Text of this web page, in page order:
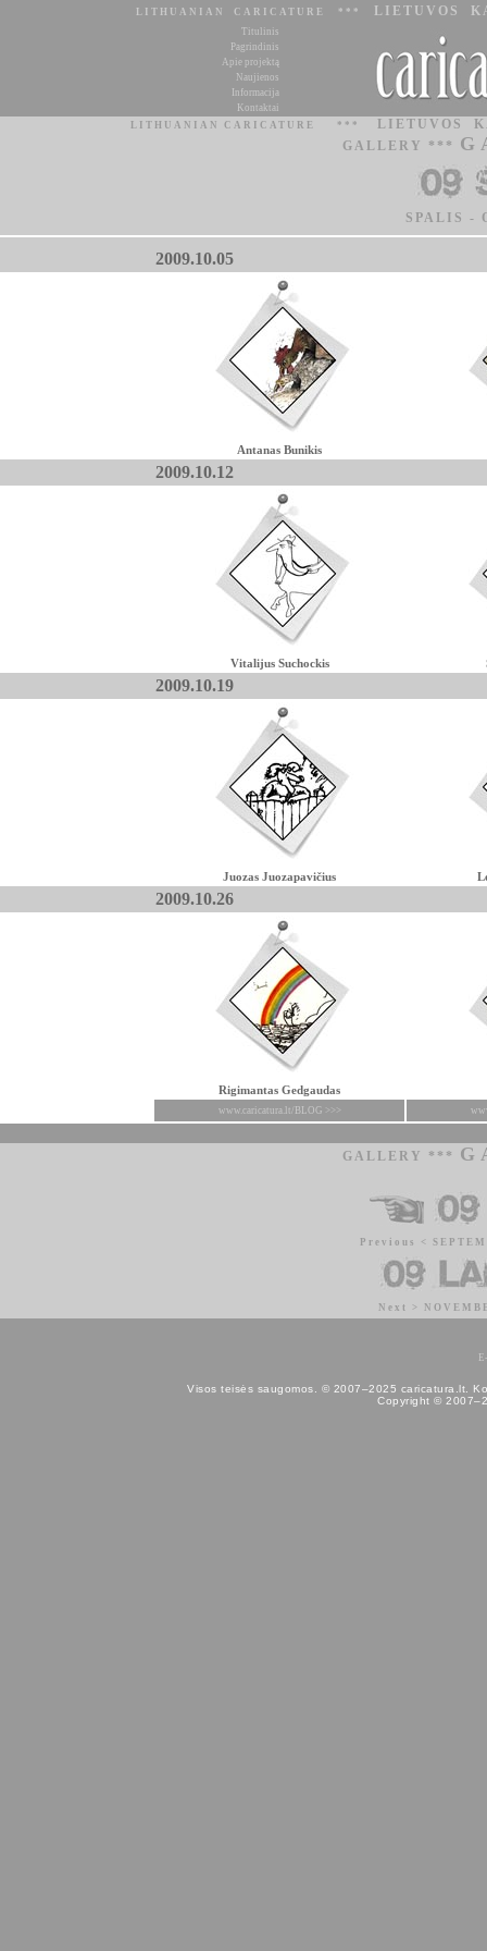
LITHUANIAN CARICATURE *** LIETUVOS
Titulinis
Pagrindinis
Apie projektą
Naujienos
Informacija
Kontaktai
LITHUANIAN CARICATURE
***
LIETUVOS
GALLERY ***
SPALIS -
2009.10.05
Antanas Bunikis
2009.10.12
Vitalijus Suchockis
2009.10.19
Juozas Juozapavičius
2009.10.26
Rigimantas Gedgaudas
www.caricatura.lt/BLOG >>>
GALLERY ***
Previous <
Next >
Visos teisės saugomos. © 2007–2025 caricatura.lt.
Copyright ©